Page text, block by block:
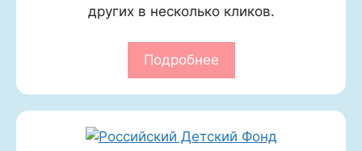
других в несколько кликов.
Подробнее